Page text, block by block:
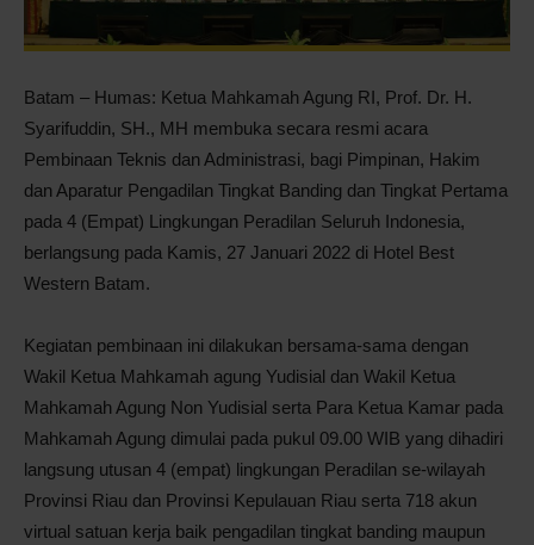
Batam – Humas: Ketua Mahkamah Agung RI, Prof. Dr. H.
Syarifuddin, SH., MH membuka secara resmi acara
Pembinaan Teknis dan Administrasi, bagi Pimpinan, Hakim
dan Aparatur Pengadilan Tingkat Banding dan Tingkat Pertama
pada 4 (Empat) Lingkungan Peradilan Seluruh Indonesia,
berlangsung pada Kamis, 27 Januari 2022 di Hotel Best
Western Batam.
Kegiatan pembinaan ini dilakukan bersama-sama dengan
Wakil Ketua Mahkamah agung Yudisial dan Wakil Ketua
Mahkamah Agung Non Yudisial serta Para Ketua Kamar pada
Mahkamah Agung dimulai pada pukul 09.00 WIB yang dihadiri
langsung utusan 4 (empat) lingkungan Peradilan se-wilayah
Provinsi Riau dan Provinsi Kepulauan Riau serta 718 akun
virtual satuan kerja baik pengadilan tingkat banding maupun